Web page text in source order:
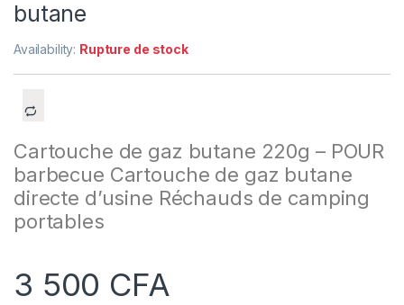
butane
Availability: Rupture de stock
Cartouche de gaz butane 220g – POUR
barbecue Cartouche de gaz butane
directe d’usine Réchauds de camping
portables
3 500 CFA